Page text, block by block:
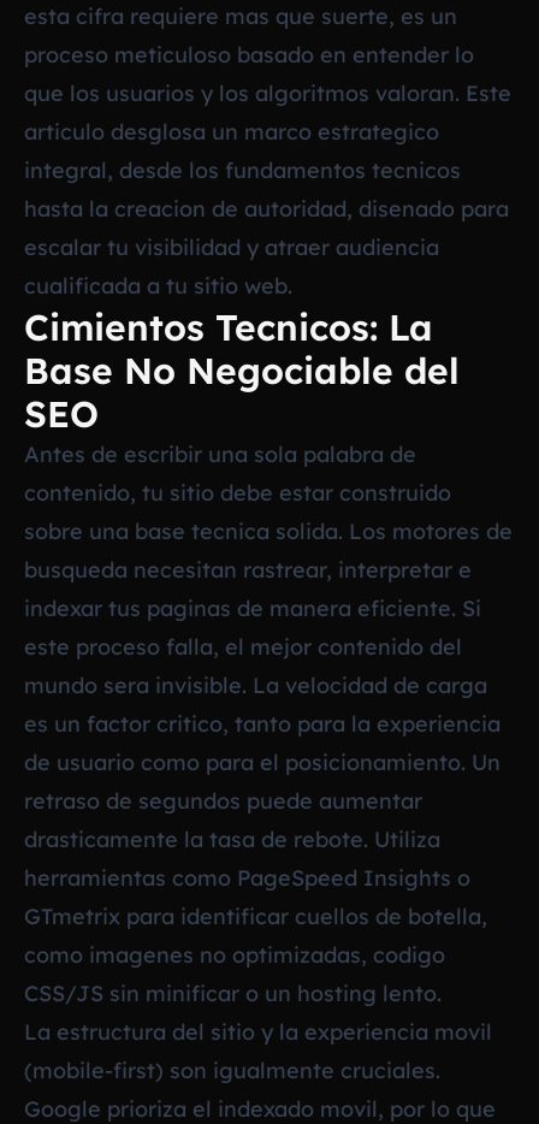
esta cifra requiere mas que suerte, es un
proceso meticuloso basado en entender lo
que los usuarios y los algoritmos valoran. Este
articulo desglosa un marco estrategico
integral, desde los fundamentos tecnicos
hasta la creacion de autoridad, disenado para
escalar tu visibilidad y atraer audiencia
cualificada a tu sitio web.
Cimientos Tecnicos: La
Base No Negociable del
SEO
Antes de escribir una sola palabra de
contenido, tu sitio debe estar construido
sobre una base tecnica solida. Los motores de
busqueda necesitan rastrear, interpretar e
indexar tus paginas de manera eficiente. Si
este proceso falla, el mejor contenido del
mundo sera invisible. La velocidad de carga
es un factor critico, tanto para la experiencia
de usuario como para el posicionamiento. Un
retraso de segundos puede aumentar
drasticamente la tasa de rebote. Utiliza
herramientas como PageSpeed Insights o
GTmetrix para identificar cuellos de botella,
como imagenes no optimizadas, codigo
CSS/JS sin minificar o un hosting lento.
La estructura del sitio y la experiencia movil
(mobile-first) son igualmente cruciales.
Google prioriza el indexado movil, por lo que